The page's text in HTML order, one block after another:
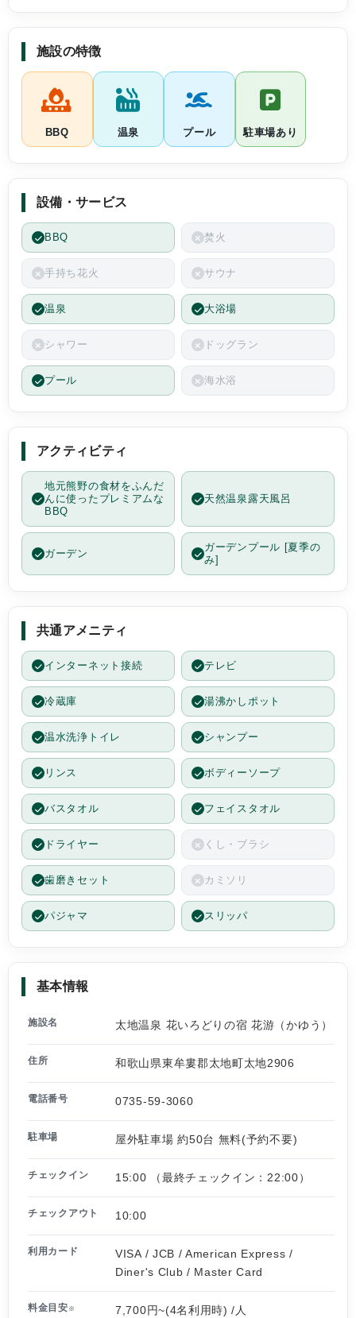
スタンダー
施設の特徴
BBQ 温泉 プール 駐車場あり
設備・サービス
BBQ 焚火
手持ち花火 サウナ
温泉 大浴場
シャワー ドッグラン
プール 海水浴
アクティビティ
地元熊野の食材をふんだ
んに使ったプレミアムな
BBQ
天然温泉露天風呂
ガーデン
ガーデンプール [夏季の
み]
共通アメニティ
インターネット接続 テレビ
冷蔵庫 湯沸かしポット
温水洗浄トイレ シャンプー
リンス ボディーソープ
バスタオル フェイスタオル
ドライヤー くし・ブラシ
歯磨きセット カミソリ
パジャマ スリッパ
基本情報
施設名 太地温泉 花いろどりの宿 花游（かゆう）
住所 和歌山県東牟婁郡太地町太地2906
電話番号 0735-59-3060
駐車場 屋外駐車場 約50台 無料(予約不要)
チェックイン 15:00 （最終チェックイン：22:00）
チェックアウト 10:00
利用カード
VISA / JCB / American Express /
Diner's Club / Master Card
料金目安 ※ 7,700円~(4名利用時) /人